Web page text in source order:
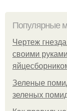
Популярные
Чертеж
своими
Зеленые
зеленых